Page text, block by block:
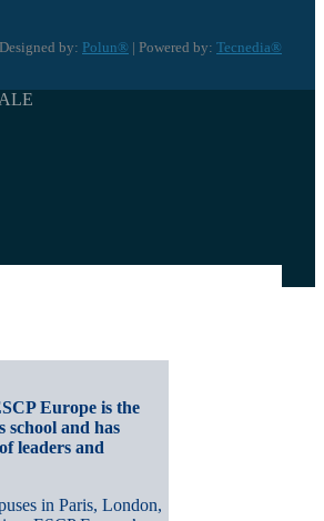
Designed by: Polun® | Powered by: Tecnedia®
Europe is the
school and has
leaders and
in Paris, London,